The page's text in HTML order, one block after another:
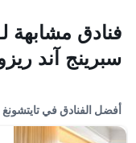
فنادق مشابهة
سبرينج آند
أفضل الفنادق في تايتشونغ